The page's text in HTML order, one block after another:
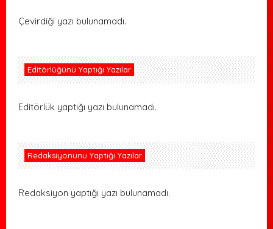
Çevirdiği yazı bulunamadı.
Editörlüğünü Yaptığı Yazılar
Editörlük yaptığı yazı bulunamadı.
Redaksiyonunu Yaptığı Yazılar
Redaksiyon yaptığı yazı bulunamadı.